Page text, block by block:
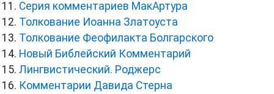
Серия комментариев МакАртура
Толкование Иоанна Златоуста
Толкование Феофилакта Болгарского
Новый Библейский Комментарий
Лингвистический. Роджерс
Комментарии Давида Стерна